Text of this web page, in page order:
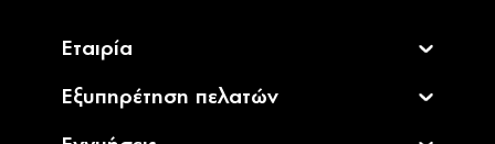
Εταιρία
Εξυπηρέτηση πελατών